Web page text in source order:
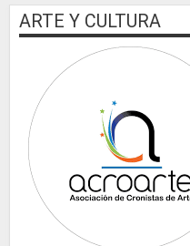
ARTE Y CULTURA